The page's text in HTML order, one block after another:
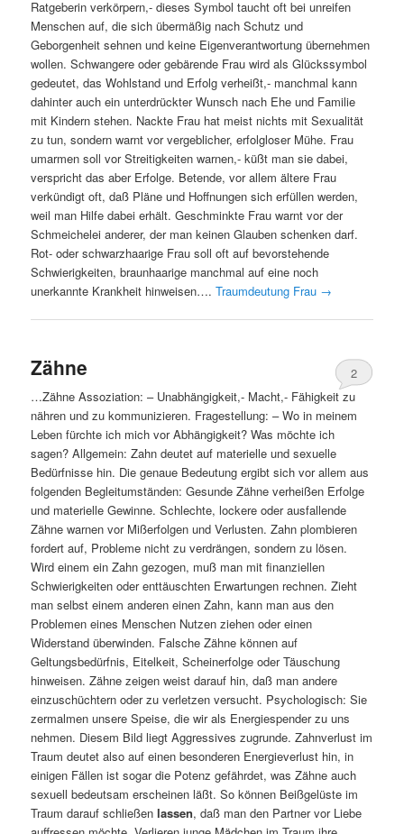
Ratgeberin verkörpern,- dieses Symbol taucht oft bei unreifen
Menschen auf, die sich übermäßig nach Schutz und
Geborgenheit sehnen und keine Eigenverantwortung übernehmen
wollen. Schwangere oder gebärende Frau wird als Glückssymbol
gedeutet, das Wohlstand und Erfolg verheißt,- manchmal kann
dahinter auch ein unterdrückter Wunsch nach Ehe und Familie
mit Kindern stehen. Nackte Frau hat meist nichts mit Sexualität
zu tun, sondern warnt vor vergeblicher, erfolgloser Mühe. Frau
umarmen soll vor Streitigkeiten warnen,- küßt man sie dabei,
verspricht das aber Erfolge. Betende, vor allem ältere Frau
verkündigt oft, daß Pläne und Hoffnungen sich erfüllen werden,
weil man Hilfe dabei erhält. Geschminkte Frau warnt vor der
Schmeichelei anderer, der man keinen Glauben schenken darf.
Rot- oder schwarzhaarige Frau soll oft auf bevorstehende
Schwierigkeiten, braunhaarige manchmal auf eine noch
unerkannte Krankheit hinweisen….Traumdeutung Frau →
Zähne
2
…Zähne Assoziation: – Unabhängigkeit,- Macht,- Fähigkeit zu
nähren und zu kommunizieren. Fragestellung: – Wo in meinem
Leben fürchte ich mich vor Abhängigkeit? Was möchte ich
sagen? Allgemein: Zahn deutet auf materielle und sexuelle
Bedürfnisse hin. Die genaue Bedeutung ergibt sich vor allem aus
folgenden Begleitumständen: Gesunde Zähne verheißen Erfolge
und materielle Gewinne. Schlechte, lockere oder ausfallende
Zähne warnen vor Mißerfolgen und Verlusten. Zahn plombieren
fordert auf, Probleme nicht zu verdrängen, sondern zu lösen.
Wird einem ein Zahn gezogen, muß man mit finanziellen
Schwierigkeiten oder enttäuschten Erwartungen rechnen. Zieht
man selbst einem anderen einen Zahn, kann man aus den
Problemen eines Menschen Nutzen ziehen oder einen
Widerstand überwinden. Falsche Zähne können auf
Geltungsbedürfnis, Eitelkeit, Scheinerfolge oder Täuschung
hinweisen. Zähne zeigen weist darauf hin, daß man andere
einzuschüchtern oder zu verletzen versucht. Psychologisch: Sie
zermalmen unsere Speise, die wir als Energiespender zu uns
nehmen. Diesem Bild liegt Aggressives zugrunde. Zahnverlust im
Traum deutet also auf einen besonderen Energieverlust hin, in
einigen Fällen ist sogar die Potenz gefährdet, was Zähne auch
sexuell bedeutsam erscheinen läßt. So können Beißgelüste im
Traum darauf schließenlassen, daß man den Partner vor Liebe